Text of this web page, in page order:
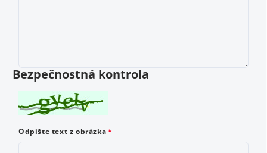
Odoslať hodnotenie
Bezpečnostná kontrola
Odpíšte text z obrázka